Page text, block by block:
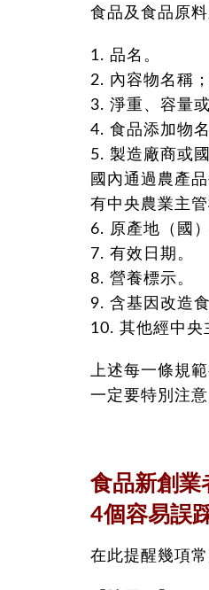
食品及食品原
1. 品名。
2. 內容物名稱
3. 淨重、容量或
4. 食品添加物
5. 製造廠商或
國內通過農產
有中央農業主
6. 原產地（國）
7. 有效日期。
8. 營養標示。
9. 含基因改造
10. 其他經中央
上述每一條規範
一定要特別注意
食品新創業
4個容易誤
在此提醒幾項